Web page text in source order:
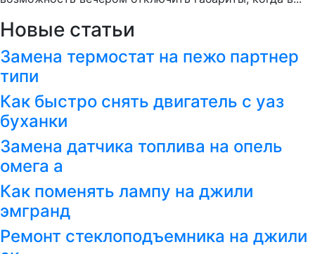
Новые статьи
Замена термостат на пежо партнер
типи
Как быстро снять двигатель с уаз
буханки
Замена датчика топлива на опель
омега а
Как поменять лампу на джили
эмгранд
Ремонт стеклоподъемника на джили